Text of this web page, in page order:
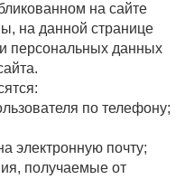
на сайте
на данной странице
персональных данных
по телефону;
электронную почту;
получаемые от